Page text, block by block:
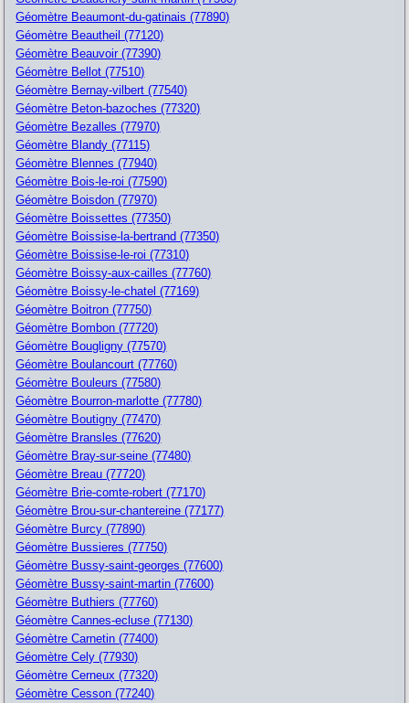
Géomètre Beaumont-du-gatinais (77890)
Géomètre Beautheil (77120)
Géomètre Beauvoir (77390)
Géomètre Bellot (77510)
Géomètre Bernay-vilbert (77540)
Géomètre Beton-bazoches (77320)
Géomètre Bezalles (77970)
Géomètre Blandy (77115)
Géomètre Blennes (77940)
Géomètre Bois-le-roi (77590)
Géomètre Boisdon (77970)
Géomètre Boissettes (77350)
Géomètre Boissise-la-bertrand (77350)
Géomètre Boissise-le-roi (77310)
Géomètre Boissy-aux-cailles (77760)
Géomètre Boissy-le-chatel (77169)
Géomètre Boitron (77750)
Géomètre Bombon (77720)
Géomètre Bougligny (77570)
Géomètre Boulancourt (77760)
Géomètre Bouleurs (77580)
Géomètre Bourron-marlotte (77780)
Géomètre Boutigny (77470)
Géomètre Bransles (77620)
Géomètre Bray-sur-seine (77480)
Géomètre Breau (77720)
Géomètre Brie-comte-robert (77170)
Géomètre Brou-sur-chantereine (77177)
Géomètre Burcy (77890)
Géomètre Bussieres (77750)
Géomètre Bussy-saint-georges (77600)
Géomètre Bussy-saint-martin (77600)
Géomètre Buthiers (77760)
Géomètre Cannes-ecluse (77130)
Géomètre Carnetin (77400)
Géomètre Cely (77930)
Géomètre Cerneux (77320)
Géomètre Cesson (77240)